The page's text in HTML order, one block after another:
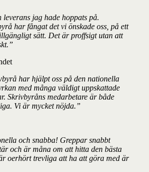
leverans jag hade hoppats på.
har fångat det vi önskade oss, på ett
sätt. Det är proffsigt utan att
har hjälpt oss på den nationella
med många väldigt uppskattade
Skrivbyråns medarbetare är både
Vi är mycket nöjda.”
och snabba! Greppar snabbt
och är måna om att hitta den bästa
oerhört trevliga att ha att göra med är